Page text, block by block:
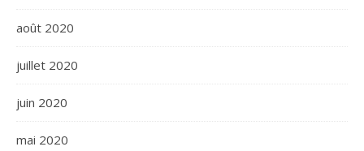
août 2020
juillet 2020
juin 2020
mai 2020